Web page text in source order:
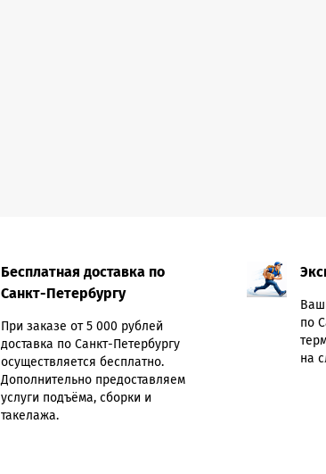
Бесплатная доставка по
Санкт-Петербургу
При заказе от 5 000 рублей
доставка по Санкт-Петербургу
осуществляется бесплатно.
Дополнительно предоставляем
услуги подъёма, сборки и
такелажа.
Ваш
по
на